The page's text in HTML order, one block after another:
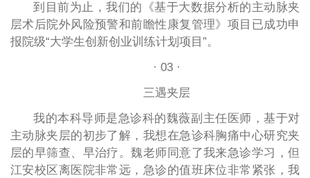
到目前为止，我们的《基于大数据分析的主动脉夹
层术后院外风险预警和前瞻性康复管理》项目已成功申
报院级“大学生创新创业训练计划项目”。
· 03 ·
三遇夹层
我的本科导师是急诊科的魏薇副主任医师，基于对
主动脉夹层的初步了解，我想在急诊科胸痛中心研究夹
层的早筛查、早治疗。魏老师同意了我来急诊学习，但
江安校区离医院非常远，急诊的值班床位非常紧张，我